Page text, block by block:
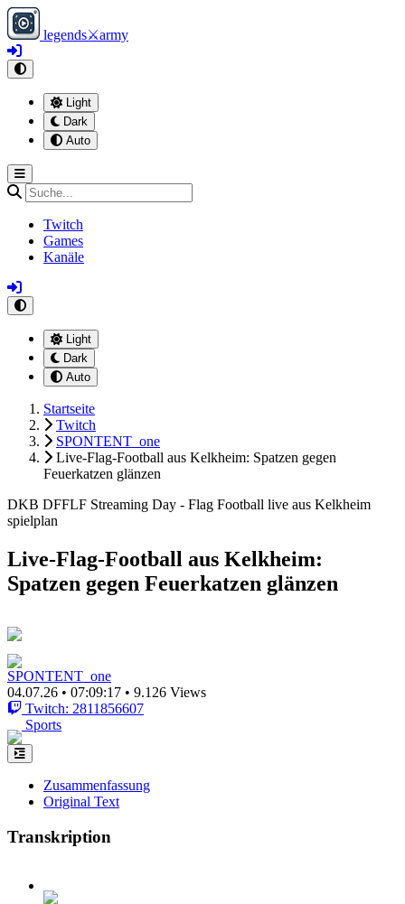
legends⚔army
Light
Dark
Auto
Twitch
Games
Kanäle
Light
Dark
Auto
Startseite
Twitch
SPONTENT_one
Live-Flag-Football aus Kelkheim: Spatzen gegen
Feuerkatzen glänzen
DKB DFFLF Streaming Day - Flag Football live aus Kelkheim
spielplan
Live-Flag-Football aus Kelkheim:
Spatzen gegen Feuerkatzen glänzen
SPONTENT_one
04.07.26 • 07:09:17 • 9.126 Views
Twitch: 2811856607
Sports
Zusammenfassung
Original Text
Transkription